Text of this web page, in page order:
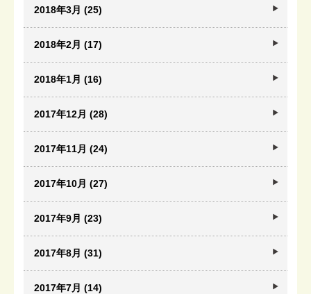
2018年3月 (25)
2018年2月 (17)
2018年1月 (16)
2017年12月 (28)
2017年11月 (24)
2017年10月 (27)
2017年9月 (23)
2017年8月 (31)
2017年7月 (14)